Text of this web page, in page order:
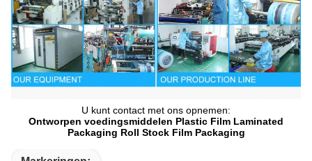
U kunt contact met ons opnemen:
Ontworpen voedingsmiddelen Plastic Film Laminated
Packaging Roll Stock Film Packaging